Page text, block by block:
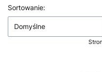
Lista produktów
Sortowanie:
Domyślne